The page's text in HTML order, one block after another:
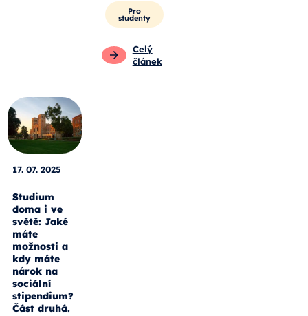
Pro
studenty
Celý
článek
17. 07. 2025
Studium
doma i ve
světě: Jaké
máte
možnosti a
kdy máte
nárok na
sociální
stipendium?
Část druhá.